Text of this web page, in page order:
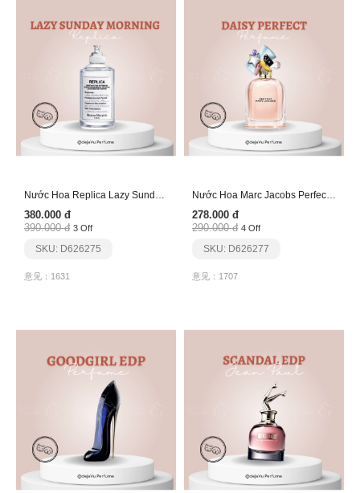
Nước Hoa Replica Lazy Sunday Morning Edt
380.000 đ
390.000 đ 3 Off
SKU: D626275
意见：1631
Nước Hoa Marc Jacobs Perfect Edp
278.000 đ
290.000 đ 4 Off
SKU: D626277
意见：1707